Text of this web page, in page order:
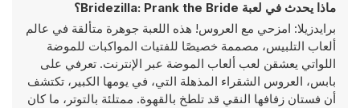
ماذا يحدث في لعبة Bridezilla: Prank the Bride؟
برايدزيلا: امزحي مع العروس! هذه اللعبة جوهرة متألقة في عالم
ألعاب التلبيس، مصممة خصيصًا للفتيات المواكبات للموضة
اللواتي يعشقن لعب ألعاب الموضة عبر الإنترنت. تعرفي على
بابس، العروس الشقراء المذهلة التي، في يومها الكبير، تكتشف
أن فستان زفافها النقي قد تلطخ بالقهوة. ممتلئة بالتوتر، ما كان